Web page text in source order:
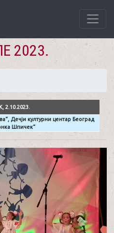
2023.
2.10.2023.
Дечји културни центар Београд
Шпичек“